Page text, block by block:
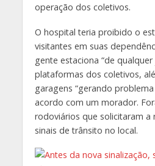
operação dos coletivos.
O hospital teria proibido o
visitantes em suas
gente estaciona “de
plataformas dos coletivos,
garagens “gerando
acordo com um morador.
rodoviários que solicitaram a
sinais de trânsito no local.